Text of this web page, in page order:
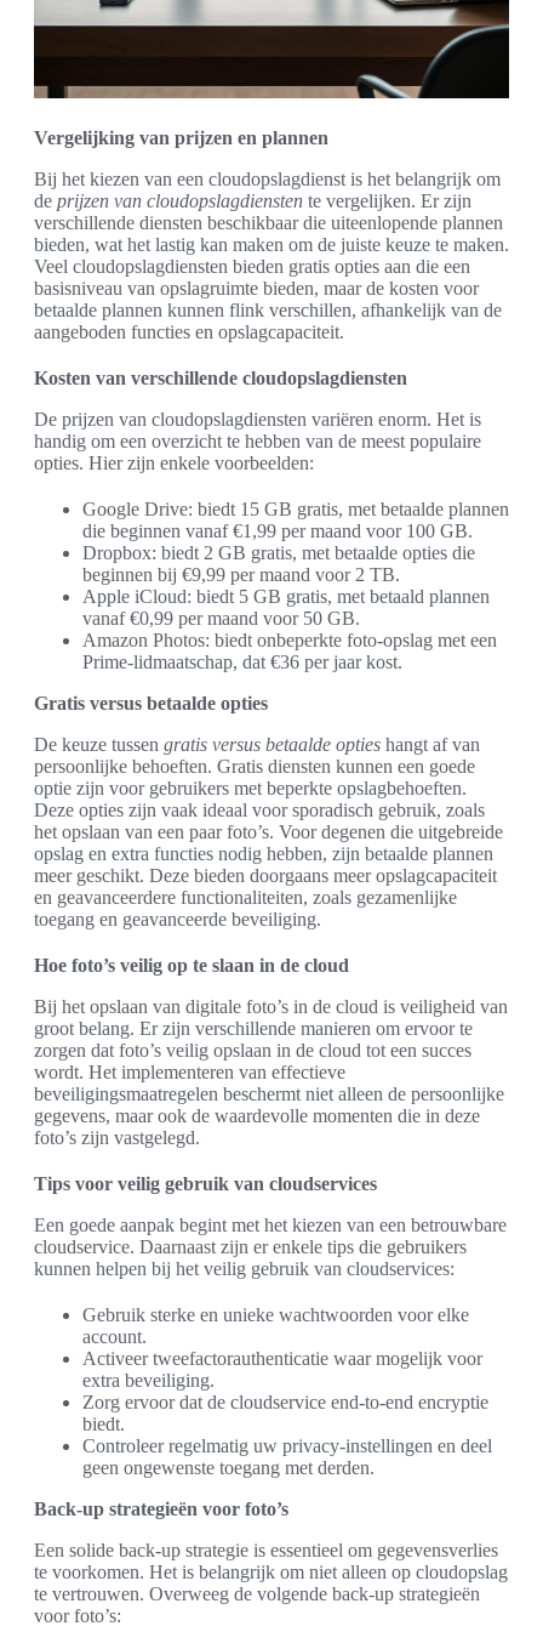
Vergelijking van prijzen en plannen
Bij het kiezen van een cloudopslagdienst is het belangrijk om
de prijzen van cloudopslagdiensten te vergelijken. Er zijn
verschillende diensten beschikbaar die uiteenlopende plannen
bieden, wat het lastig kan maken om de juiste keuze te maken.
Veel cloudopslagdiensten bieden gratis opties aan die een
basisniveau van opslagruimte bieden, maar de kosten voor
betaalde plannen kunnen flink verschillen, afhankelijk van de
aangeboden functies en opslagcapaciteit.
Kosten van verschillende cloudopslagdiensten
De prijzen van cloudopslagdiensten variëren enorm. Het is
handig om een overzicht te hebben van de meest populaire
opties. Hier zijn enkele voorbeelden:
Google Drive: biedt 15 GB gratis, met betaalde plannen
die beginnen vanaf €1,99 per maand voor 100 GB.
Dropbox: biedt 2 GB gratis, met betaalde opties die
beginnen bij €9,99 per maand voor 2 TB.
Apple iCloud: biedt 5 GB gratis, met betaald plannen
vanaf €0,99 per maand voor 50 GB.
Amazon Photos: biedt onbeperkte foto-opslag met een
Prime-lidmaatschap, dat €36 per jaar kost.
Gratis versus betaalde opties
De keuze tussen gratis versus betaalde opties hangt af van
persoonlijke behoeften. Gratis diensten kunnen een goede
optie zijn voor gebruikers met beperkte opslagbehoeften.
Deze opties zijn vaak ideaal voor sporadisch gebruik, zoals
het opslaan van een paar foto’s. Voor degenen die uitgebreide
opslag en extra functies nodig hebben, zijn betaalde plannen
meer geschikt. Deze bieden doorgaans meer opslagcapaciteit
en geavanceerdere functionaliteiten, zoals gezamenlijke
toegang en geavanceerde beveiliging.
Hoe foto’s veilig op te slaan in de cloud
Bij het opslaan van digitale foto’s in de cloud is veiligheid van
groot belang. Er zijn verschillende manieren om ervoor te
zorgen dat foto’s veilig opslaan in de cloud tot een succes
wordt. Het implementeren van effectieve
beveiligingsmaatregelen beschermt niet alleen de persoonlijke
gegevens, maar ook de waardevolle momenten die in deze
foto’s zijn vastgelegd.
Tips voor veilig gebruik van cloudservices
Een goede aanpak begint met het kiezen van een betrouwbare
cloudservice. Daarnaast zijn er enkele tips die gebruikers
kunnen helpen bij het veilig gebruik van cloudservices:
Gebruik sterke en unieke wachtwoorden voor elke
account.
Activeer tweefactorauthenticatie waar mogelijk voor
extra beveiliging.
Zorg ervoor dat de cloudservice end-to-end encryptie
biedt.
Controleer regelmatig uw privacy-instellingen en deel
geen ongewenste toegang met derden.
Back-up strategieën voor foto’s
Een solide back-up strategie is essentieel om gegevensverlies
te voorkomen. Het is belangrijk om niet alleen op cloudopslag
te vertrouwen. Overweeg de volgende back-up strategieën
voor foto’s: